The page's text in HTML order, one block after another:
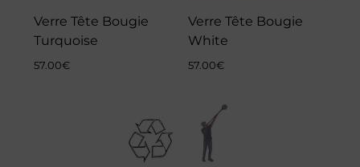
Verre Tête Bougie
Turquoise
57.00€
Verre Tête Bougie
White
57.00€